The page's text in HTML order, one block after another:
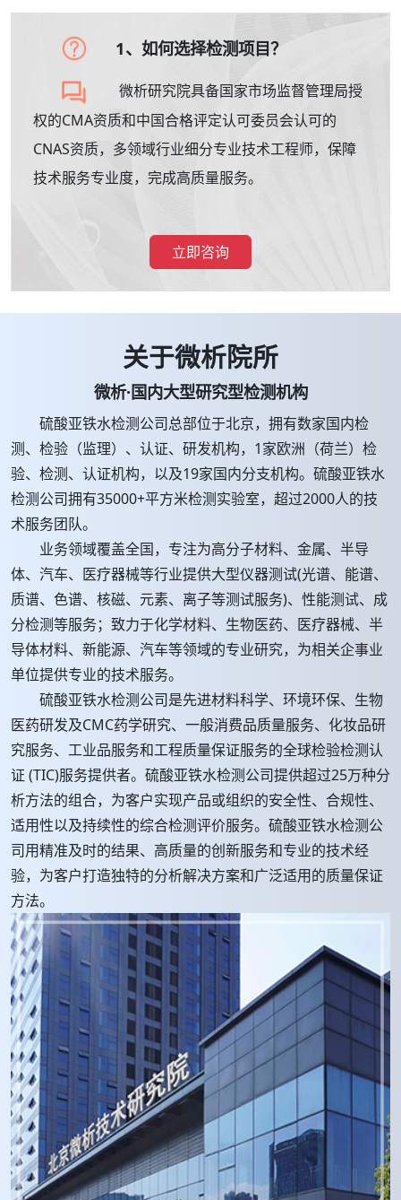
1、如何选择检测项目？
微析研究院具备国家市场监督管理局授
权的CMA资质和中国合格评定认可委员会认可的
CNAS资质，多领域行业细分专业技术工程师，保障
技术服务专业度，完成高质量服务。
立即咨询
关于微析院所
微析·国内大型研究型检测机构
硫酸亚铁水检测公司总部位于北京，拥有数家国内检
测、检验（监理）、认证、研发机构，1家欧洲（荷兰）检
验、检测、认证机构，以及19家国内分支机构。硫酸亚铁水
检测公司拥有35000+平方米检测实验室，超过2000人的技
术服务团队。
业务领域覆盖全国，专注为高分子材料、金属、半导
体、汽车、医疗器械等行业提供大型仪器测试(光谱、能谱、
质谱、色谱、核磁、元素、离子等测试服务)、性能测试、成
分检测等服务；致力于化学材料、生物医药、医疗器械、半
导体材料、新能源、汽车等领域的专业研究，为相关企事业
单位提供专业的技术服务。
硫酸亚铁水检测公司是先进材料科学、环境环保、生物
医药研发及CMC药学研究、一般消费品质量服务、化妆品研
究服务、工业品服务和工程质量保证服务的全球检验检测认
证 (TIC)服务提供者。硫酸亚铁水检测公司提供超过25万种分
析方法的组合，为客户实现产品或组织的安全性、合规性、
适用性以及持续性的综合检测评价服务。硫酸亚铁水检测公
司用精准及时的结果、高质量的创新服务和专业的技术经
验，为客户打造独特的分析解决方案和广泛适用的质量保证
方法。